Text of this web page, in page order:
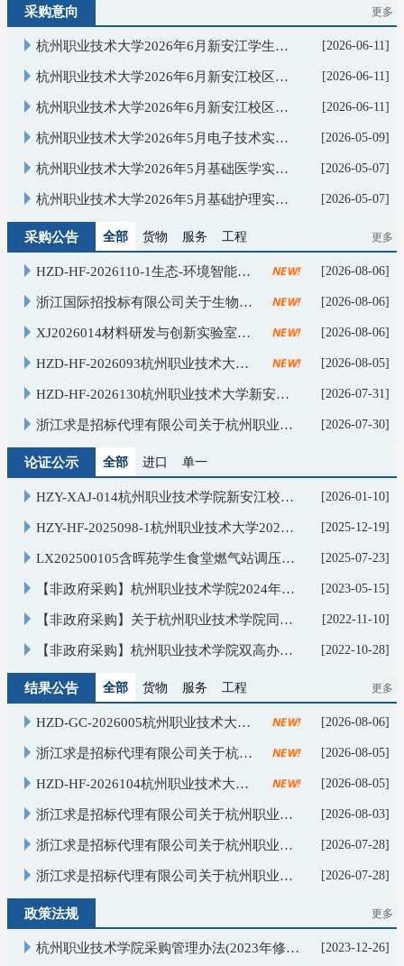
采购意向 更多
杭州职业技术大学2026年6月新安江学生公寓管理政府采购意向 [2026-06-11]
杭州职业技术大学2026年6月新安江校区物业服务政府采购意向 [2026-06-11]
杭州职业技术大学2026年6月新安江校区安保服务政府采购意向 [2026-06-11]
杭州职业技术大学2026年5月电子技术实验室政府采购意向 [2026-05-09]
杭州职业技术大学2026年5月基础医学实训室政府采购意向 [2026-05-07]
杭州职业技术大学2026年5月基础护理实训室政府采购意向 [2026-05-07]
采购公告 全部 货物类 服务类 工程类 更多
HZD-HF-2026110-1生态-环境智能化监测实训基地建设——设备采购（二次）公开招标公告 NEW! [2026-08-06]
浙江国际招投标有限公司关于生物制药专业虚拟仿真中心--软件采购的公开招标公告 NEW! [2026-08-06]
XJ2026014材料研发与创新实验室实验台等设备采购项目询价采购公告 NEW! [2026-08-06]
HZD-HF-2026093杭州职业技术大学新安江校区植物生理仪器设备采购更正公告 NEW! [2026-08-05]
HZD-HF-2026130杭州职业技术大学新安江校区 综合物业服务项目招标公告 [2026-07-31]
浙江求是招标代理有限公司关于杭州职业技术大学领雁项目耗材采购（三次）询价公告 [2026-07-30]
论证公示 全部 进口产品单一来源
HZY-XAJ-014杭州职业技术学院新安江校区建设工程（一期）燃气配套工程单一来源采购论证公示单一来源采购公示 [2026-01-10]
HZY-HF-2025098-1杭州职业技术大学2026年学校垃圾清运服务单一来源采购公示 [2025-12-19]
LX202500105含晖苑学生食堂燃气站调压改迁项目单一来源采购公示 [2025-07-23]
【非政府采购】杭州职业技术学院2024年中国知网数据库采购项目单一来源采购公示 [2023-05-15]
【非政府采购】关于杭州职业技术学院同方知网数据库项目的单一来源公示 [2022-11-10]
【非政府采购】杭州职业技术学院双高办中国教育电视台拍摄的单一来源采购公示 [2022-10-28]
结果公告 全部 货物类 服务类 工程类 更多
HZD-GC-2026005杭州职业技术大学钱塘校区党政管理机构办公室改造工程成交公告 NEW! [2026-08-06]
浙江求是招标代理有限公司关于杭州职业技术大学 领雁项目耗材采购项目的成交公告 NEW! [2026-08-05]
HZD-HF-2026104杭州职业技术大学新安江校区基础护理实训室采购项目成交公告 NEW! [2026-08-05]
浙江求是招标代理有限公司关于杭州职业技术大学新安江校区图书馆业务相关设备采购项目中标(成交)结果公告 [2026-08-03]
浙江求是招标代理有限公司关于杭州职业技术大学友嘉-自动化工作站综合实训室的中标结果公告 [2026-07-28]
浙江求是招标代理有限公司关于杭州职业技术大学领雁项目耗材采购的废标公告 [2026-07-28]
政策法规 更多
杭州职业技术学院采购管理办法(2023年修订) [2023-12-26]